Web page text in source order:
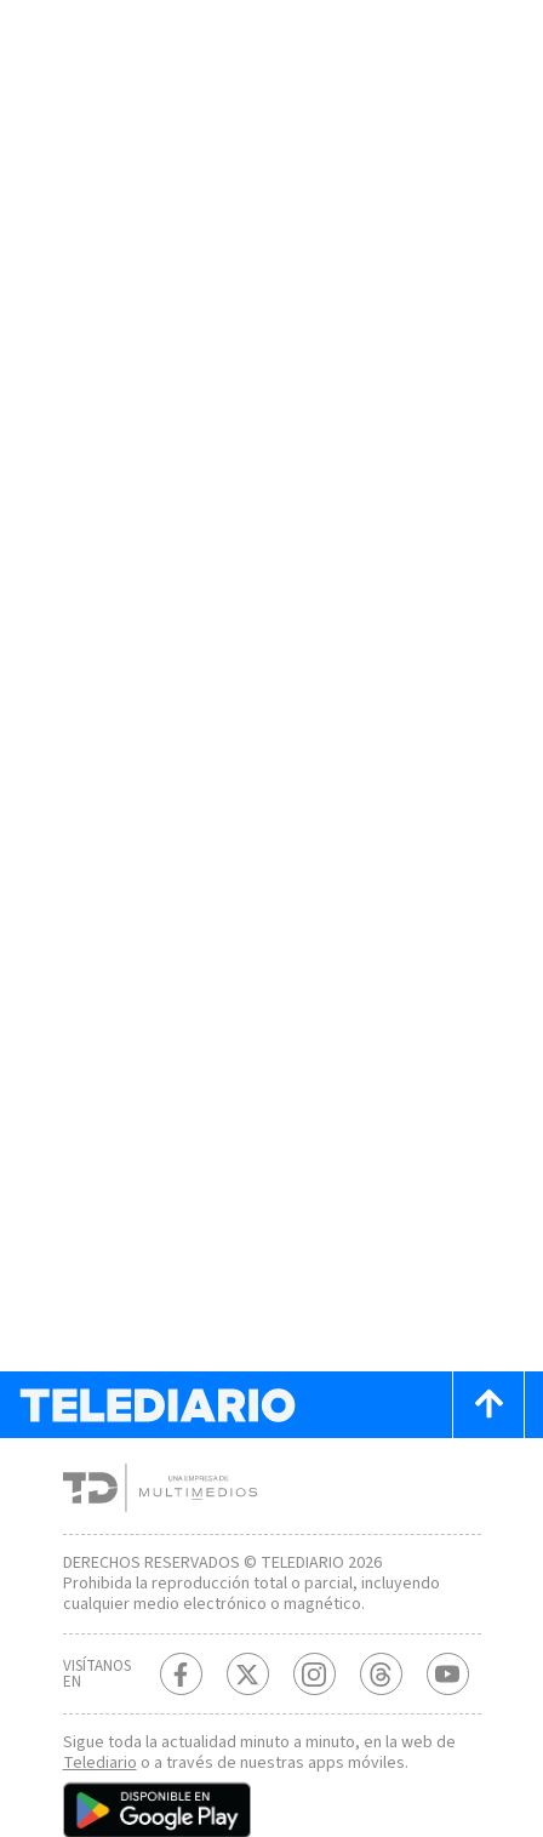
DERECHOS RESERVADOS © TELEDIARIO 2026
Prohibida la reproducción total o parcial, incluyendo
cualquier medio electrónico o magnético.
VISÍTANOS
EN
Sigue toda la actualidad minuto a minuto, en la web de
Telediarioo a través de nuestras apps móviles.